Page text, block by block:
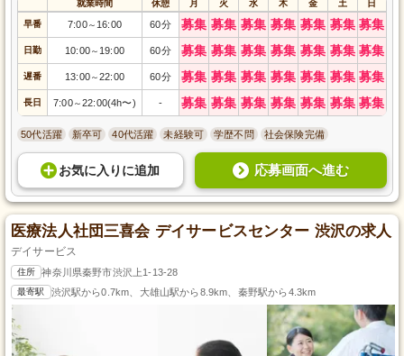
就業時間 休憩 月 火 水 木 金 土 日
早番 7:00～ 16:00 60分 募集 募集 募集 募集 募集 募集 募集
日勤 10:00～ 19:00 60分 募集 募集 募集 募集 募集 募集 募集
遅番 13:00～22:00 60分 募集 募集 募集 募集 募集 募集 募集
長日 7:00～22:00(4h〜) - 募集 募集 募集 募集 募集 募集 募集
50代活躍 新卒可 40代活躍 未経験可 学歴不問 社会保険完備
お気に入り に追加 応募画面へ進む
医療法人社団三喜会 デイサービスセンター 渋沢の求人
デイサービス
住所 神奈川県秦野市渋沢上1-13-28
最寄駅 渋沢駅から0.7km、大雄山駅から8.9km、秦野駅から4.3km